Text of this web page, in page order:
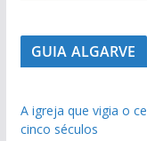
GUIA ALGARVE
A igreja que vigia o
cinco séculos